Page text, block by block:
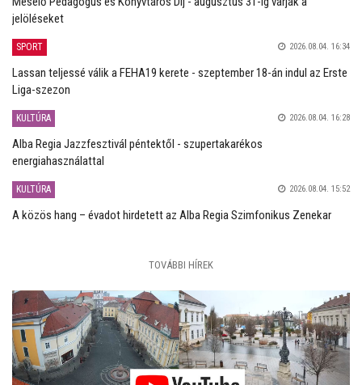
jelöléseket
SPORT 2026.08.04. 16:34
Lassan teljessé válik a FEHA19 kerete - szeptember 18-án indul az Erste
Liga-szezon
KULTÚRA 2026.08.04. 16:28
Alba Regia Jazzfesztivál péntektől - szupertakarékos
energiahasználattal
KULTÚRA 2026.08.04. 15:52
A közös hang – évadot hirdetett az Alba Regia Szimfonikus Zenekar
TOVÁBBI HÍREK